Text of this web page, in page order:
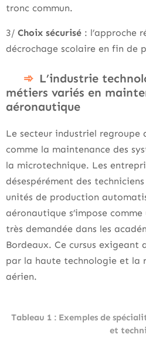
tronc commun.
3/ Choix sécurisé : l’approche
décrochage scolaire en fin de
L’industrie
métiers variés en
aéronautique
Le secteur industriel regroupe
comme la maintenance des
la microtechnique. Les
désespérément des
unités de production
aéronautique s’impose comme
très demandée dans les
Bordeaux. Ce cursus
par la haute technologie et la
aérien.
Tableau 1 : Exemples de
et